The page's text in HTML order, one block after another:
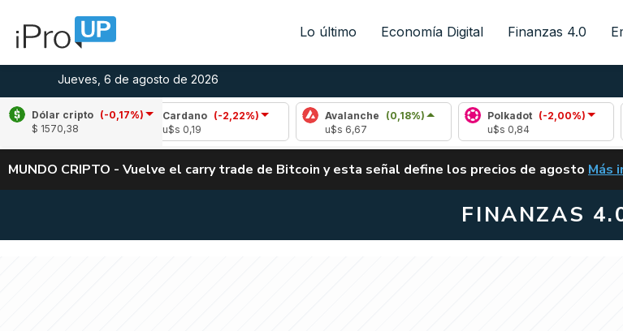
Lo último Economía Digital Finanzas 4.0
Jueves, 6 de agosto de 2026
Dólar cripto (-0,17%)
$ 1570,38
Cardano
(-2,22%)
Avalanche (0,18%)
Polkadot
(-2,00%)
ALERTA
MUNDO CRIPTO - Vuelve el carry trade de Bitcoin y esta señal define los precios de agosto Más
FINANZAS